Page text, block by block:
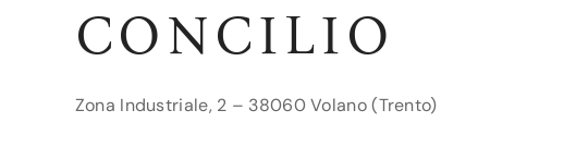
CONCILIO
Zona Industriale, 2 – 38060 Volano (Trento)